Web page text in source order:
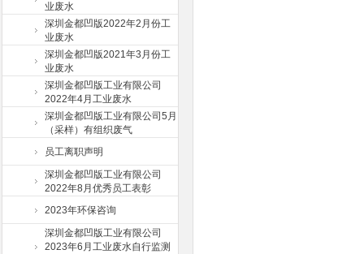
业废水
深圳金都凹版2022年2月份工
业废水
深圳金都凹版2021年3月份工
业废水
深圳金都凹版工业有限公司
2022年4月工业废水
深圳金都凹版工业有限公司5月
（采样）有组织废气
员工离职声明
深圳金都凹版工业有限公司
2022年8月优秀员工表彰
2023年环保咨询
深圳金都凹版工业有限公司
2023年6月工业废水自行监测